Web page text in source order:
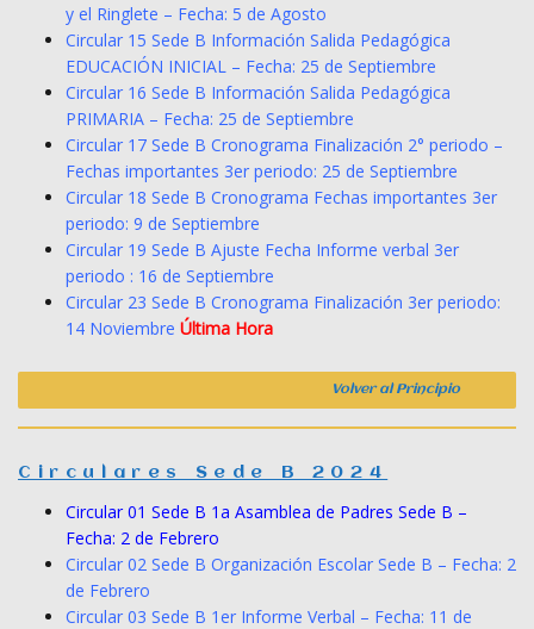
y el Ringlete – Fecha: 5 de Agosto
Circular 15 Sede B Información Salida Pedagógica
EDUCACIÓN INICIAL – Fecha: 25 de Septiembre
Circular 16 Sede B Información Salida Pedagógica
PRIMARIA – Fecha: 25 de Septiembre
Circular 17 Sede B Cronograma Finalización 2° periodo –
Fechas importantes 3er periodo: 25 de Septiembre
Circular 18 Sede B Cronograma Fechas importantes 3er
periodo: 9 de Septiembre
Circular 19 Sede B Ajuste Fecha Informe verbal 3er
periodo : 16 de Septiembre
Circular 23 Sede B Cronograma Finalización 3er periodo:
14 Noviembre Última Hora
Volver al Principio
Circulares Sede B 2024
Circular 01 Sede B 1a Asamblea de Padres Sede B –
Fecha: 2 de Febrero
Circular 02 Sede B Organización Escolar Sede B – Fecha: 2
de Febrero
Circular 03 Sede B 1er Informe Verbal – Fecha: 11 de